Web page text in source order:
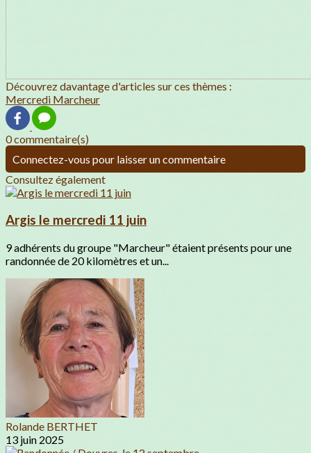
Découvrez davantage d'articles sur ces thèmes :
Mercredi Marcheur
0 commentaire(s)
Connectez-vous pour laisser un commentaire
Consultez également
Argis le mercredi 11 juin
9 adhérents du groupe "Marcheur" étaient présents pour une
randonnée de 20 kilomètres et un...
Rolande BERTHET
13 juin 2025